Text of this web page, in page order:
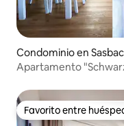
Condominio en
Apartamento
Favorito entre
Favorito entre